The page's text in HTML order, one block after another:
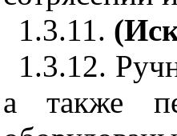
1.3.11.
1.3.12.
а также